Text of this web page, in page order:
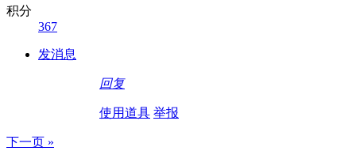
积分
367
发消息
回复
使用道具 举报
下一页 »